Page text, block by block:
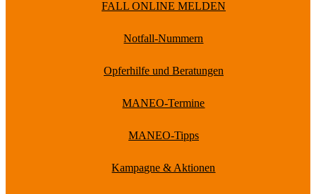
FALL ONLINE MELDEN
Notfall-Nummern
Opferhilfe und Beratungen
MANEO-Termine
MANEO-Tipps
Kampagne & Aktionen